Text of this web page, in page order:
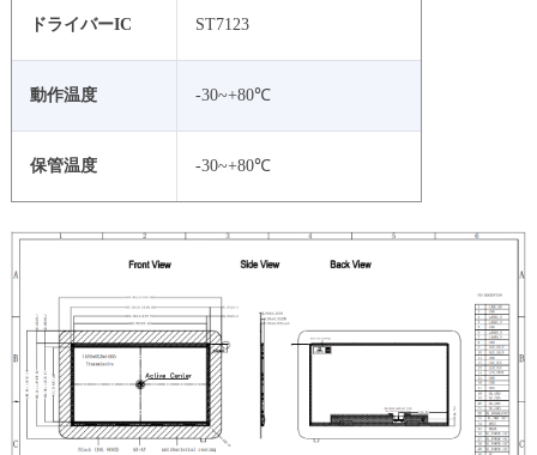
ドライバーIC ST7123
動作温度 -30~+80℃
保管温度 -30~+80℃